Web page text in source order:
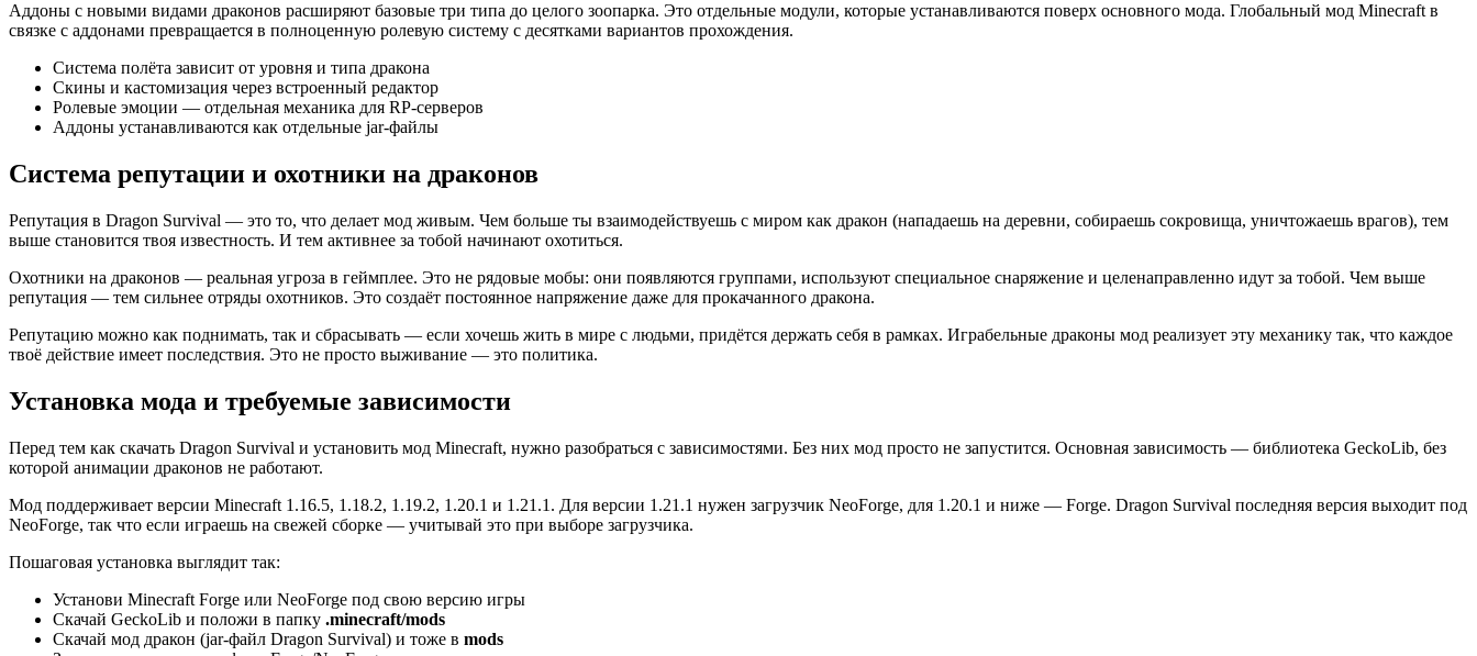
Аддоны с новыми видами драконов расширяют базовые три типа до целого зоопарка. Это отдельные модули, которые устанавливаются поверх основного мода. Глобальный мод Minecraft в
связке с аддонами превращается в полноценную ролевую систему с десятками вариантов прохождения.
Система полёта зависит от уровня и типа дракона
Скины и кастомизация через встроенный редактор
Ролевые эмоции — отдельная механика для RP-серверов
Аддоны устанавливаются как отдельные jar-файлы
Система репутации и охотники на драконов
Репутация в Dragon Survival — это то, что делает мод живым. Чем больше ты взаимодействуешь с миром как дракон (нападаешь на деревни, собираешь сокровища, уничтожаешь врагов), тем
выше становится твоя известность. И тем активнее за тобой начинают охотиться.
Охотники на драконов — реальная угроза в геймплее. Это не рядовые мобы: они появляются группами, используют специальное снаряжение и целенаправленно идут за тобой. Чем выше
репутация — тем сильнее отряды охотников. Это создаёт постоянное напряжение даже для прокачанного дракона.
Репутацию можно как поднимать, так и сбрасывать — если хочешь жить в мире с людьми, придётся держать себя в рамках. Играбельные драконы мод реализует эту механику так, что каждое
твоё действие имеет последствия. Это не просто выживание — это политика.
Установка мода и требуемые зависимости
Перед тем как скачать Dragon Survival и установить мод Minecraft, нужно разобраться с зависимостями. Без них мод просто не запустится. Основная зависимость — библиотека GeckoLib, без
которой анимации драконов не работают.
Мод поддерживает версии Minecraft 1.16.5, 1.18.2, 1.19.2, 1.20.1 и 1.21.1. Для версии 1.21.1 нужен загрузчик NeoForge, для 1.20.1 и ниже — Forge. Dragon Survival последняя версия выходит под
NeoForge, так что если играешь на свежей сборке — учитывай это при выборе загрузчика.
Пошаговая установка выглядит так:
Установи Minecraft Forge или NeoForge под свою версию игры
Скачай GeckoLib и положи в папку .minecraft/mods
Скачай мод дракон (jar-файл Dragon Survival) и тоже в mods